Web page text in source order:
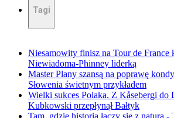
Tagi
Niesamowity finisz na Tour de France
Niewiadoma-Phinney liderką
Master Plany szansą na poprawę
Słowenia świetnym przykładem
Wielki sukces Polaka. Z Kåsebergi do
Kubkowski przepłynął Bałtyk
Tam, gdzie historia łączy się z naturą